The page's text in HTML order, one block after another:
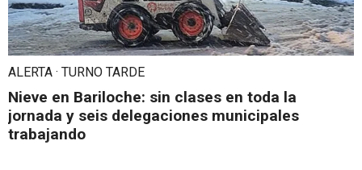
ALERTA · TURNO TARDE
Nieve en Bariloche: sin clases en toda la
jornada y seis delegaciones municipales
trabajando